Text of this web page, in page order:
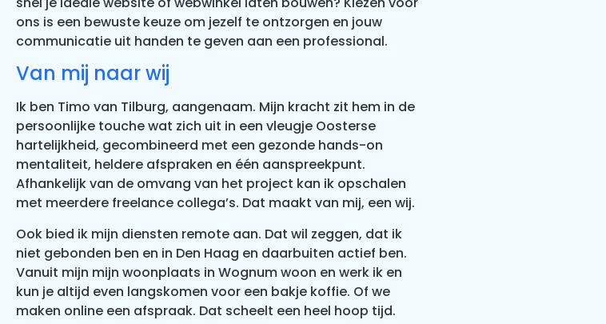
ons is een bewuste keuze om jezelf te ontzorgen en jouw
communicatie uit handen te geven aan een professional.
Van mij naar wij
Ik ben Timo van Tilburg, aangenaam. Mijn kracht zit hem in de
persoonlijke touche wat zich uit in een vleugje Oosterse
hartelijkheid, gecombineerd met een gezonde hands-on
mentaliteit, heldere afspraken en één aanspreekpunt.
Afhankelijk van de omvang van het project kan ik opschalen
met meerdere freelance collega’s. Dat maakt van mij, een wij.
Ook bied ik mijn diensten remote aan. Dat wil zeggen, dat ik
niet gebonden ben en in Den Haag en daarbuiten actief ben.
Vanuit mijn mijn woonplaats in Wognum woon en werk ik en
kun je altijd even langskomen voor een bakje koffie. Of we
maken online een afspraak. Dat scheelt een heel hoop tijd.